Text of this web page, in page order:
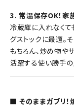
3. 常温保存OK！家
冷蔵庫に入れなくて
グストックに最適。
もちろん、炒め物や
活躍する使い勝手の
■ そのままガブリ！